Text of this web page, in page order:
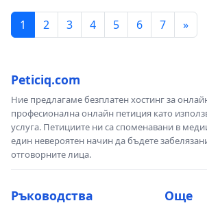
1 2 3 4 5 6 7 »
Peticiq.com
Ние предлагаме безплатен хостинг за
професионална онлайн петиция като
услуга. Петициите ни са споменавани в
един невероятен начин да бъдете
отговорните лица.
Ръководства Още